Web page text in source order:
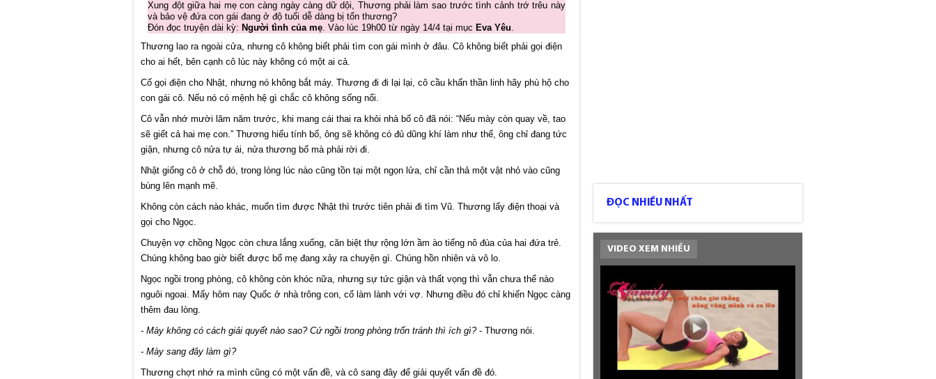
Xung đột giữa hai mẹ con càng ngày càng dữ dội, Thương phải làm sao trước tình cảnh trớ trêu này
và bảo vệ đứa con gái đang ở độ tuổi dễ dàng bị tổn thương?
Đón đọc truyện dài kỳ: Người tình của mẹ. Vào lúc 19h00 từ ngày 14/4 tại mục Eva Yêu.
Thương lao ra ngoài cửa, nhưng cô không biết phải tìm con gái mình ở đâu. Cô không biết phải gọi điện
cho ai hết, bên cạnh cô lúc này không có một ai cả.
Cố gọi điện cho Nhật, nhưng nó không bắt máy. Thương đi đi lại lại, cô cầu khấn thần linh hãy phù hộ cho
con gái cô. Nếu nó có mệnh hệ gì chắc cô không sống nổi.
Cô vẫn nhớ mười lăm năm trước, khi mang cái thai ra khỏi nhà bố cô đã nói: “Nếu mày còn quay về, tao
sẽ giết cả hai mẹ con.” Thương hiểu tính bố, ông sẽ không có đủ dũng khí làm như thế, ông chỉ đang tức
giận, nhưng cô nửa tự ái, nửa thương bố mà phải rời đi.
Nhật giống cô ở chỗ đó, trong lòng lúc nào cũng tồn tại một ngọn lửa, chỉ cần thả một vật nhỏ vào cũng
bùng lên mạnh mẽ.
Không còn cách nào khác, muốn tìm được Nhật thì trước tiên phải đi tìm Vũ. Thương lấy điện thoại và
gọi cho Ngọc.
Chuyện vợ chồng Ngọc còn chưa lắng xuống, căn biệt thự rộng lớn ầm ào tiếng nô đùa của hai đứa trẻ.
Chúng không bao giờ biết được bố mẹ đang xảy ra chuyện gì. Chúng hồn nhiên và vô lo.
Ngọc ngồi trong phòng, cô không còn khóc nữa, nhưng sự tức giận và thất vọng thì vẫn chưa thể nào
nguôi ngoai. Mấy hôm nay Quốc ở nhà trông con, cố làm lành với vợ. Nhưng điều đó chỉ khiến Ngọc càng
thêm đau lòng.
- Mày không có cách giải quyết nào sao? Cứ ngồi trong phòng trốn tránh thì ích gì? - Thương nói.
- Mày sang đây làm gì?
Thương chợt nhớ ra mình cũng có một vấn đề, và cô sang đây để giải quyết vấn đề đó.
ĐỌC NHIỀU NHẤT
VIDEO XEM NHIỀU